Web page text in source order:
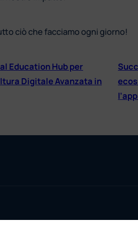
ciò che facciamo ogni giorno!
Education Hub per
Digitale Avanzata in